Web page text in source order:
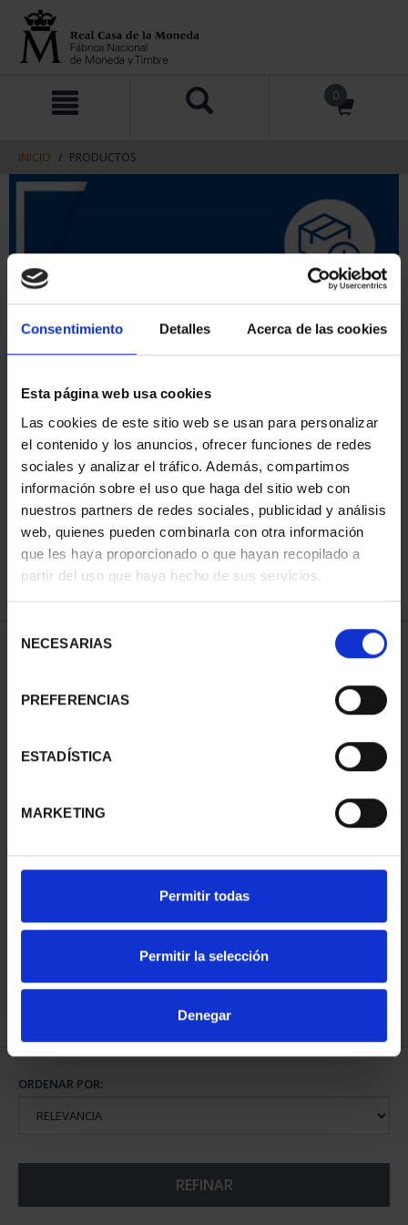
Consentimiento Detalles Acerca de las cookies
Esta página web usa cookies
Las cookies de este sitio web se usan para personalizar
el contenido y los anuncios, ofrecer funciones de redes
sociales y analizar el tráfico. Además, compartimos
información sobre el uso que haga del sitio web con
nuestros partners de redes sociales, publicidad y análisis
web, quienes pueden combinarla con otra información
que les haya proporcionado o que hayan recopilado a
partir del uso que haya hecho de sus servicios.
NECESARIAS
PREFERENCIAS
ESTADÍSTICA
MARKETING
Permitir todas
Permitir la selección
Denegar
contenido
navegacin
0
INICIO PRODUCTOS
ORDENAR POR:
REFINAR
1 Productos encontrados
CIUDADES PATRIMONIO
73,00 €
ORDENAR POR:
REFINAR